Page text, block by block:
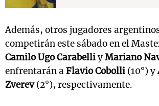
Además, otros jugadores
competirán este sábado en el
Camilo Ugo CarabelliyMariano
enfrentarán aFlavio Cobolli (10°) y
Zverev(2°), respectivamente.